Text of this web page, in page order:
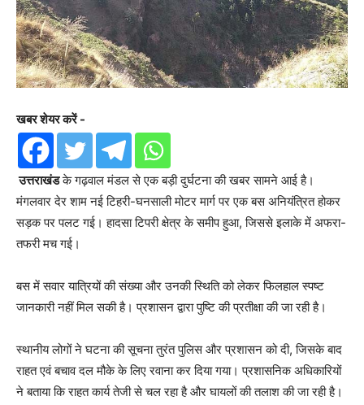
खबर शेयर करें -
उत्तराखंडके गढ़वाल मंडल से एक बड़ी दुर्घटना की खबर सामने आई है।
मंगलवार देर शाम नई टिहरी-घनसाली मोटर मार्ग पर एक बस अनियंत्रित होकर
सड़क पर पलट गई। हादसा टिपरी क्षेत्र के समीप हुआ, जिससे इलाके में अफरा-
तफरी मच गई।
बस में सवार यात्रियों की संख्या और उनकी स्थिति को लेकर फिलहाल स्पष्ट
जानकारी नहीं मिल सकी है। प्रशासन द्वारा पुष्टि की प्रतीक्षा की जा रही है।
स्थानीय लोगों ने घटना की सूचना तुरंत पुलिस और प्रशासन को दी, जिसके बाद
राहत एवं बचाव दल मौके के लिए रवाना कर दिया गया। प्रशासनिक अधिकारियों
ने बताया कि राहत कार्य तेजी से चल रहा है और घायलों की तलाश की जा रही है।